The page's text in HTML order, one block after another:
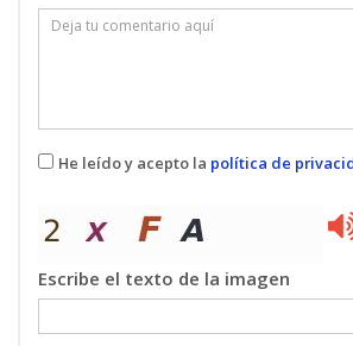
He leído y acepto la política de
Escribe el texto de la imagen